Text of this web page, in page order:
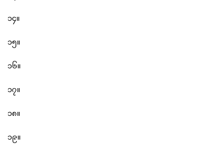
၁၄။
၁၅။
၁၆။
၁၇။
၁၈။
၁၉။